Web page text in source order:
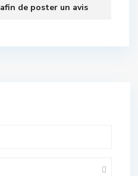
afin de poster un avis